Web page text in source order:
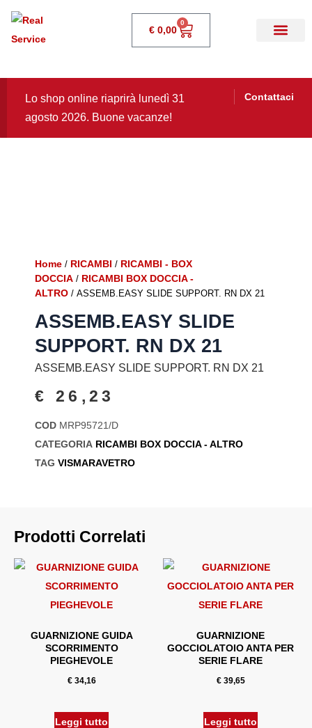
€ 0,00
0
Contattaci
Lo shop online riaprirà lunedì 31
agosto 2026. Buone vacanze!
Home / RICAMBI / RICAMBI - BOX
DOCCIA / RICAMBI BOX DOCCIA -
ALTRO / ASSEMB.EASY SLIDE SUPPORT. RN DX 21
ASSEMB.EASY SLIDE
SUPPORT. RN DX 21
ASSEMB.EASY SLIDE SUPPORT. RN DX 21
€ 26,23
COD MRP95721/D
CATEGORIA RICAMBI BOX DOCCIA - ALTRO
TAG VISMARAVETRO
Prodotti Correlati
GUARNIZIONE GUIDA
SCORRIMENTO
PIEGHEVOLE
€34,16
Leggi tutto
GUARNIZIONE
GOCCIOLATOIO ANTA PER
SERIE FLARE
€39,65
Leggi tutto